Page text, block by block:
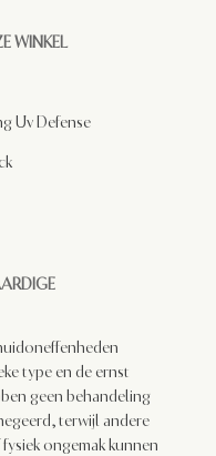
WINKEL
Uv Defense
type en de ernst
geen behandeling
terwijl andere
ongemak kunnen